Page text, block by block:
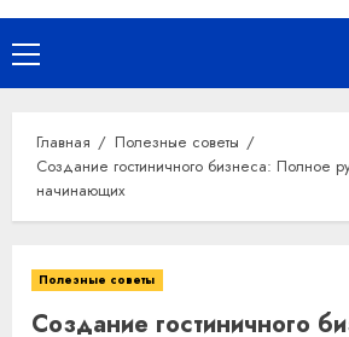
Основное
меню
Главная
Полезные советы
Создание гостиничного бизнеса: Полное
начинающих
Полезные советы
Создание гостиничного